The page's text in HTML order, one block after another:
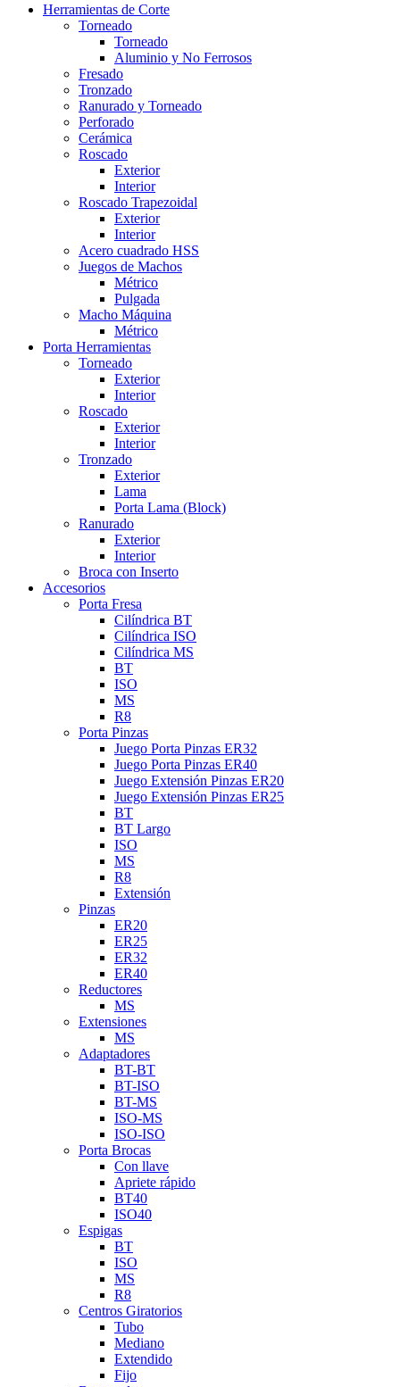
Herramientas de Corte
Torneado
Torneado
Aluminio y No Ferrosos
Fresado
Tronzado
Ranurado y Torneado
Perforado
Cerámica
Roscado
Exterior
Interior
Roscado Trapezoidal
Exterior
Interior
Acero cuadrado HSS
Juegos de Machos
Métrico
Pulgada
Macho Máquina
Métrico
Porta Herramientas
Torneado
Exterior
Interior
Roscado
Exterior
Interior
Tronzado
Exterior
Lama
Porta Lama (Block)
Ranurado
Exterior
Interior
Broca con Inserto
Accesorios
Porta Fresa
Cilíndrica BT
Cilíndrica ISO
Cilíndrica MS
BT
ISO
MS
R8
Porta Pinzas
Juego Porta Pinzas ER32
Juego Porta Pinzas ER40
Juego Extensión Pinzas ER20
Juego Extensión Pinzas ER25
BT
BT Largo
ISO
MS
R8
Extensión
Pinzas
ER20
ER25
ER32
ER40
Reductores
MS
Extensiones
MS
Adaptadores
BT-BT
BT-ISO
BT-MS
ISO-MS
ISO-ISO
Porta Brocas
Con llave
Apriete rápido
BT40
ISO40
Espigas
BT
ISO
MS
R8
Centros Giratorios
Tubo
Mediano
Extendido
Fijo